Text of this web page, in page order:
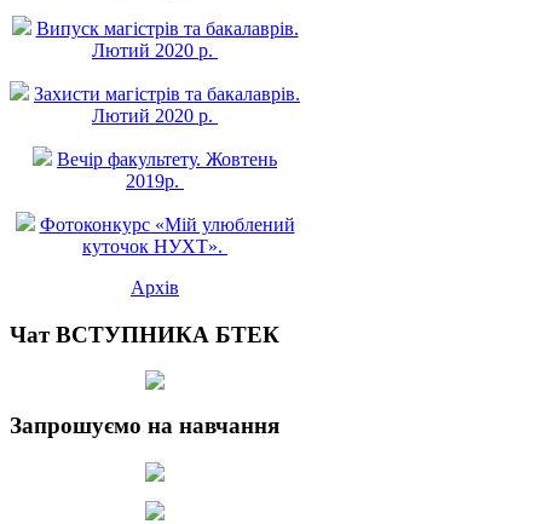
Випуск магістрів та бакалаврів.
Лютий 2020 р.
Захисти магістрів та бакалаврів.
Лютий 2020 р.
Вечір факультету. Жовтень
2019р.
Фотоконкурс «Мій улюблений
куточок НУХТ».
Архів
Чат ВСТУПНИКА БТЕК
Запрошуємо на навчання